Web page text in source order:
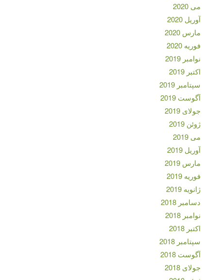
می 2020
آوریل 2020
مارس 2020
فوریه 2020
نوامبر 2019
اکتبر 2019
سپتامبر 2019
آگوست 2019
جولای 2019
ژوئن 2019
می 2019
آوریل 2019
مارس 2019
فوریه 2019
ژانویه 2019
دسامبر 2018
نوامبر 2018
اکتبر 2018
سپتامبر 2018
آگوست 2018
جولای 2018